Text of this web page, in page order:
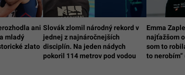
ani
mladý
zlato
Slovák zlomil národný rekord v
jednej z najnáročnejších
disciplín. Na jeden nádych
pokoril 114 metrov pod vodou
Emma
najťažšom
som to
to nerobím“